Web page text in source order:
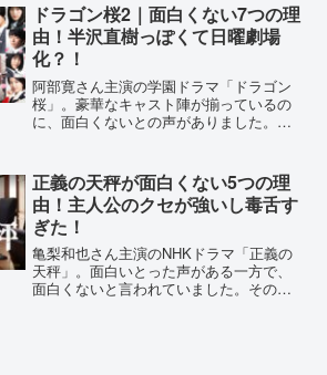
ドラゴン桜2｜面白くない7つの理
由！半沢直樹っぽくて日曜劇場
化？！
阿部寛さん主演の学園ドラマ「ドラゴン
桜」。豪華なキャスト陣が揃っているの
に、面白くないとの声がありました。理
ドラゴン桜2｜面白くない7つの理由！半
沢直樹っぽくて日曜劇...
正義の天秤が面白くない5つの理
由！主人公のクセが強いし毒舌す
ぎた！
亀梨和也さん主演のNHKドラマ「正義の
天秤」。面白いとった声がある一方で、
面白くないと言われていました。その理